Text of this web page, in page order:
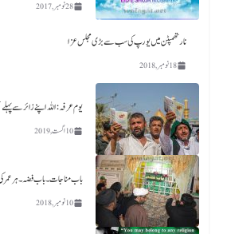
28 نومبر, 2017
نارتھمپٹن میں یورپ کی سب سے بڑی مجلس عزا
18 نومبر, 2018
یوم عرفہ :اللہ اپنے زائر سے
10 اگست, 2019
باب مناجات ۔باب فضہ ۔ ہر عمر
10 نومبر, 2018